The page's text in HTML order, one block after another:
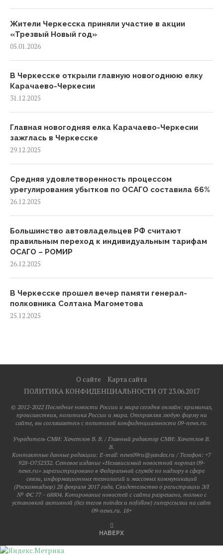
Жители Черкесска приняли участие в акции
«Трезвый Новый год»
05.01.2026
В Черкесске открыли главную новогоднюю елку
Карачаево-Черкесии
31.12.2025
Главная новогодняя елка Карачаево-Черкесии
зажглась в Черкесске
29.12.2025
Средняя удовлетворенность процессом
урегулирования убытков по ОСАГО составила 66%
26.12.2025
Большинство автовладельцев РФ считают
правильным переход к индивидуальным тарифам
ОСАГО – РОМИР
26.12.2025
В Черкесске прошел вечер памяти генерал-
полковника Солтана Магометова
25.12.2025
О сайте
Карта сайта
ПОЛИТИКА КОНФИДЕНЦИАЛЬНОСТИ ОТ 23.06.2017
© 2012-2022 Последние новости России и мира сегодня онлайн: криминал,
происшествия, политика России и мира. Отправляя любую форму на
сайте, вы соглашаетесь с политикой конфиденциальности 09-news.ru.
Учредитель СМИ: Хaчeтлoв B. B. / Главный редактор СМИ: Хaчeтлoв B.
B.
Контактные данные редакции: E-mail: news09ru@yandex.ru / Телефон: +7
928-O752332. Сетевое издание «Независимый новостной портал 09-
news.ru» зарегистрировано в Федеральной службе по надзору в сфере
связи, информационных технологий и массовых коммуникаций
(Роскомнадзор) 28 февраля 2017 года. Свидетельство о регистрации ЭЛ
№ ФС 77 - 68804. Копирование новостей с сайта разрешено, только с
установкой активной (без тегов noindex и nofollow) гиперссылки на сайт
09-news.ru. 18+
НАВЕРХ